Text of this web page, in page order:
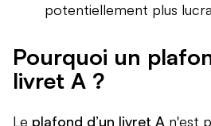
potentiellement plus
Pourquoi un
livret A ?
Le plafond d’un livret A n'est